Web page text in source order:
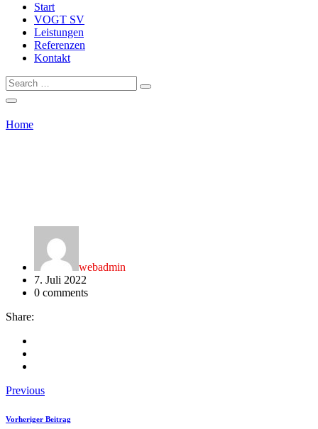
Start
VOGT SV
Leistungen
Referenzen
Kontakt
Home
webadmin
7. Juli 2022
0 comments
Share:
Previous
Vorheriger Beitrag